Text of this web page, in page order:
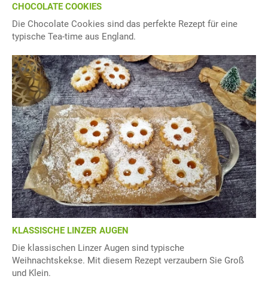
CHOCOLATE COOKIES
Die Chocolate Cookies sind das perfekte Rezept für eine
typische Tea-time aus England.
KLASSISCHE LINZER AUGEN
Die klassischen Linzer Augen sind typische
Weihnachtskekse. Mit diesem Rezept verzaubern Sie Groß
und Klein.